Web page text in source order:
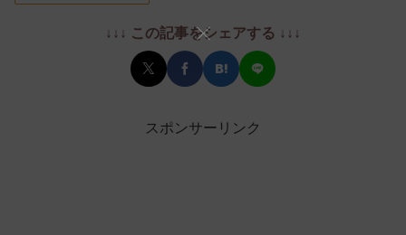
↓↓↓ この記事をシェアする ↓↓↓
スポンサーリンク